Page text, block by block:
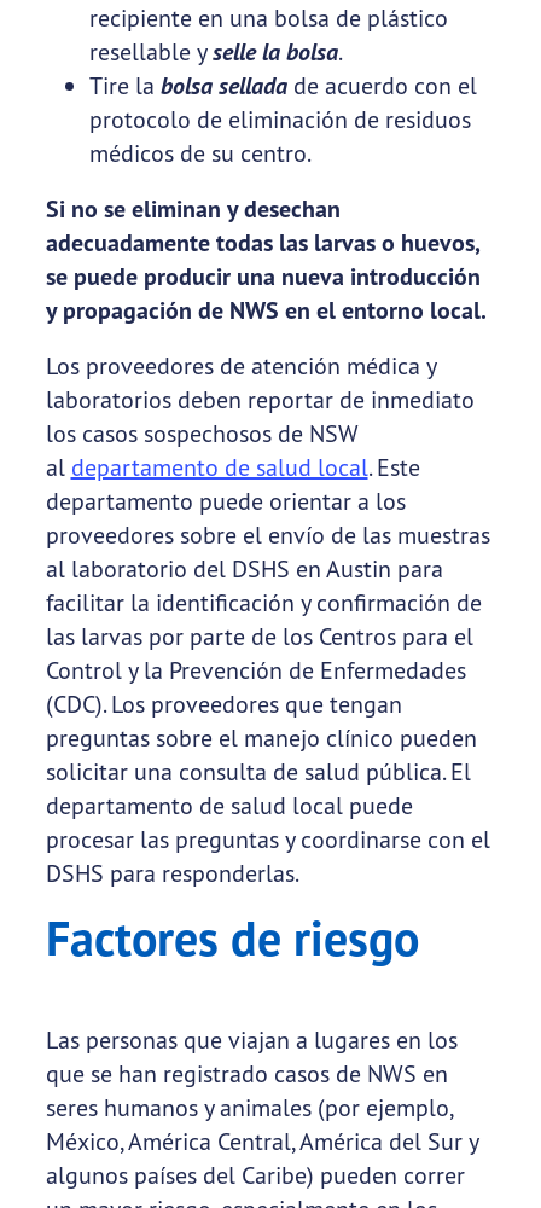
recipiente en una bolsa de plástico
resellable yselle la bolsa.
Tire la bolsa selladade acuerdo con el
protocolo de eliminación de residuos
médicos de su centro.
Si no se eliminan y desechan
adecuadamente todas las larvas o huevos,
se puede producir una nueva introducción
y propagación de NWS en el entorno local.
Los proveedores de atención médica y
laboratorios deben reportar de inmediato
los casos sospechosos de NSW
al departamento de salud local. Este
departamento puede orientar a los
proveedores sobre el envío de las muestras
al laboratorio del DSHS en Austin para
facilitar la identificación y confirmación de
las larvas por parte de los Centros para el
Control y la Prevención de Enfermedades
(CDC). Los proveedores que tengan
preguntas sobre el manejo clínico pueden
solicitar una consulta de salud pública. El
departamento de salud local puede
procesar las preguntas y coordinarse con el
DSHS para responderlas.
Factores de riesgo
Las personas que viajan a lugares en los
que se han registrado casos de NWS en
seres humanos y animales (por ejemplo,
México, América Central, América del Sur y
algunos países del Caribe) pueden correr